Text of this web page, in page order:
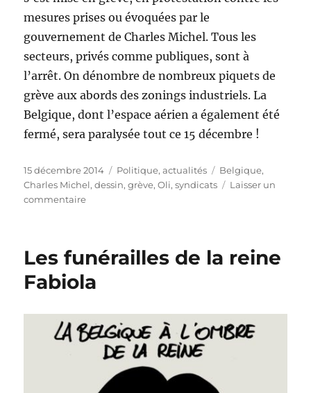
mesures prises ou évoquées par le
gouvernement de Charles Michel. Tous les
secteurs, privés comme publiques, sont à
l’arrêt. On dénombre de nombreux piquets de
grève aux abords des zonings industriels. La
Belgique, dont l’espace aérien a également été
fermé, sera paralysée tout ce 15 décembre !
Publié
le
15 décembre 2014 Catégories
Politique, actualités Étiquettes
Belgique,
Charles Michel,dessin,grève,Oli,syndicats
Laisser un
commentairesur
Belgique
Les funérailles de la reine
Fabiola